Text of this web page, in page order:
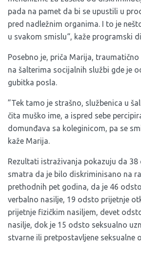
pada na pamet da bi se upustili u
pred nadležnim organima. I to je
u svakom smislu“, kaže programski
Posebno je, priča Marija,
na šalterima socijalnih službi gde je
gubitka posla.
”Tek tamo je strašno, službenica u
čita muško ime, a ispred sebe
domunđava sa koleginicom, pa se
kaže Marija.
Rezultati istraživanja pokazuju da
smatra da je bilo diskriminisano na
prethodnih pet godina, da je 46
verbalno nasilje, 19 odsto prijetnje
prijetnje fizičkim nasiljem, devet
nasilje, dok je 15 odsto seksualno
stvarne ili pretpostavljene seksualne